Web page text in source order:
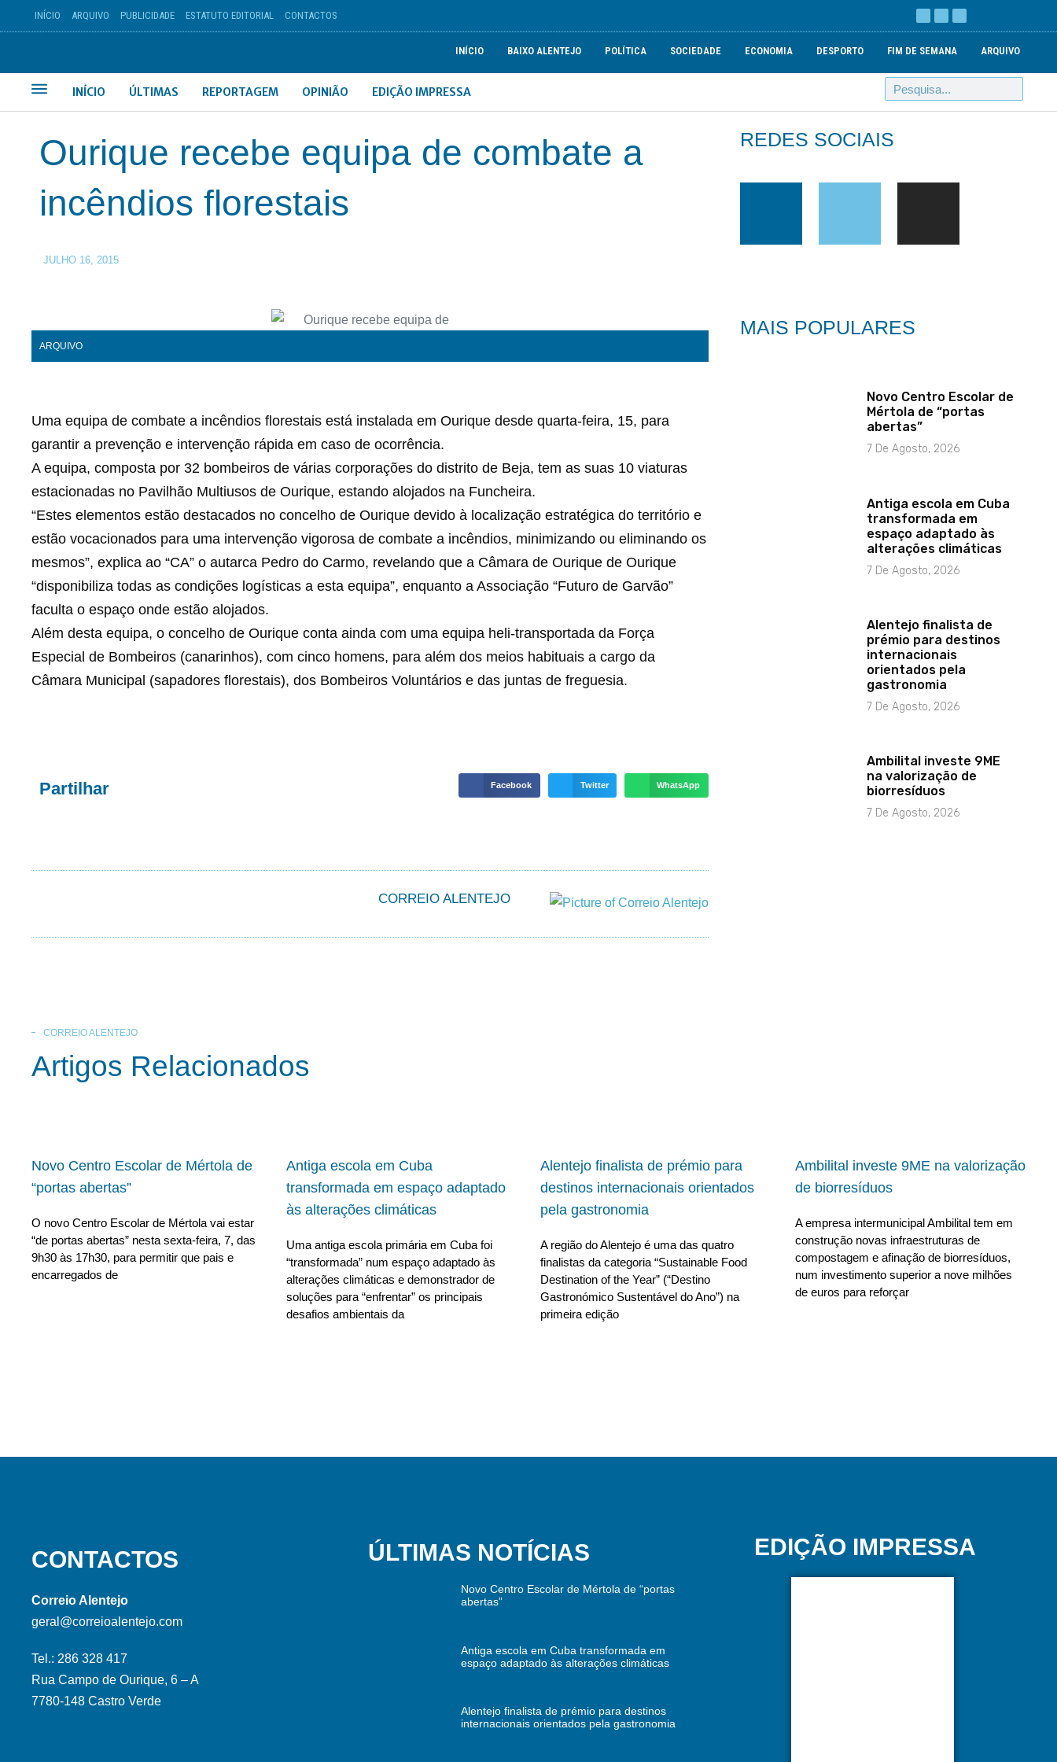
INÍCIO ARQUIVO PUBLICIDADE ESTATUTO EDITORIAL CONTACTOS
INÍCIO BAIXO ALENTEJO POLÍTICA SOCIEDADE ECONOMIA DESPORTO FIM DE SEMANA ARQUIVO
INÍCIO ÚLTIMAS REPORTAGEM OPINIÃO EDIÇÃO IMPRESSA
Ourique recebe equipa de combate a
incêndios florestais
JULHO 16, 2015
ARQUIVO
Uma equipa de combate a incêndios florestais está instalada em Ourique desde quarta-feira, 15, para
garantir a prevenção e intervenção rápida em caso de ocorrência.
A equipa, composta por 32 bombeiros de várias corporações do distrito de Beja, tem as suas 10 viaturas
estacionadas no Pavilhão Multiusos de Ourique, estando alojados na Funcheira.
“Estes elementos estão destacados no concelho de Ourique devido à localização estratégica do território e
estão vocacionados para uma intervenção vigorosa de combate a incêndios, minimizando ou eliminando os
mesmos”, explica ao “CA” o autarca Pedro do Carmo, revelando que a Câmara de Ourique de Ourique
“disponibiliza todas as condições logísticas a esta equipa”, enquanto a Associação “Futuro de Garvão”
faculta o espaço onde estão alojados.
Além desta equipa, o concelho de Ourique conta ainda com uma equipa heli-transportada da Força
Especial de Bombeiros (canarinhos), com cinco homens, para além dos meios habituais a cargo da
Câmara Municipal (sapadores florestais), dos Bombeiros Voluntários e das juntas de freguesia.
Partilhar Facebook Twitter WhatsApp
CORREIO ALENTEJO
REDES SOCIAIS
MAIS POPULARES
Novo Centro Escolar de
Mértola de “portas
abertas”
7 De Agosto, 2026
Antiga escola em Cuba
transformada em
espaço adaptado às
alterações climáticas
7 De Agosto, 2026
Alentejo finalista de
prémio para destinos
internacionais
orientados pela
gastronomia
7 De Agosto, 2026
Ambilital investe 9ME
na valorização de
biorresíduos
7 De Agosto, 2026
CORREIO ALENTEJO
Artigos Relacionados
Novo Centro Escolar de Mértola de
“portas abertas”
O novo Centro Escolar de Mértola vai estar
“de portas abertas” nesta sexta-feira, 7, das
9h30 às 17h30, para permitir que pais e
encarregados de
Antiga escola em Cuba
transformada em espaço adaptado
às alterações climáticas
Uma antiga escola primária em Cuba foi
“transformada” num espaço adaptado às
alterações climáticas e demonstrador de
soluções para “enfrentar” os principais
desafios ambientais da
Alentejo finalista de prémio para
destinos internacionais orientados
pela gastronomia
A região do Alentejo é uma das quatro
finalistas da categoria “Sustainable Food
Destination of the Year” (“Destino
Gastronómico Sustentável do Ano”) na
primeira edição
Ambilital investe 9ME na valorização
de biorresíduos
A empresa intermunicipal Ambilital tem em
construção novas infraestruturas de
compostagem e afinação de biorresíduos,
num investimento superior a nove milhões
de euros para reforçar
CONTACTOS
Correio Alentejo
geral@correioalentejo.com
Tel.: 286 328 417
Rua Campo de Ourique, 6 – A
7780-148 Castro Verde
ÚLTIMAS NOTÍCIAS
Novo Centro Escolar de Mértola de “portas
abertas”
Antiga escola em Cuba transformada em
espaço adaptado às alterações climáticas
Alentejo finalista de prémio para destinos
internacionais orientados pela gastronomia
EDIÇÃO IMPRESSA